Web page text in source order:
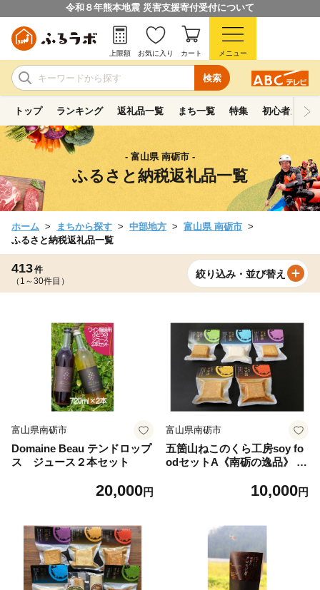
令和８年熊本地震 災害支援寄付受付について
検索
上限額 お気に入り カート メニュー
トップ ランキング 返礼品一覧 まち一覧 特集 初心者ガイド
- 富山県 南砺市 -
ふるさと納税返礼品一覧
ホーム まちから探す 中部地方
富山県 南砺市
ふるさと納税返礼品一覧
413件
（1～30件目）
絞り込み・並び替え
富山県南砺市
Domaine Beau テンドロップ
ス ジュース２本セット
20,000円
富山県南砺市
五箇山ねこのくら工房soy fo
odセットA《南砺の逸品》 豆
ン風味 ゆず味噌漬け 楮の香
10,000円